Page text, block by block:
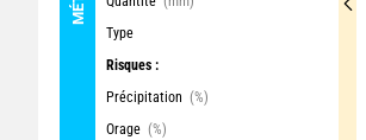
Type
Risques :
Précipitation (%)
Orage (%)